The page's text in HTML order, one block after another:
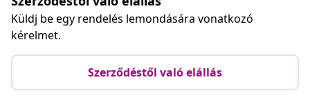
Küldj be egy rendelés lemondására vonatkozó
kérelmet.
Szerződéstől való elállás